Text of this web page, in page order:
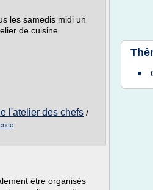
les samedis midi un
de cuisine
l'atelier des chefs /
être organisés